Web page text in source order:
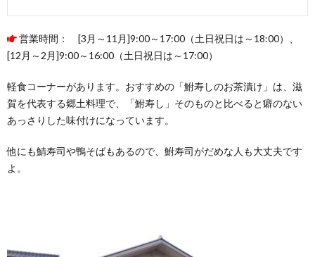
営業時間： [3月～11月]9:00～17:00（土日祝日は～18:00）、
[12月～2月]9:00～16:00（土日祝日は～17:00）
軽食コーナーがあります。おすすめの「鮒寿しのお茶漬け」は、滋
賀を代表する郷土料理で、「鮒寿し」そのものと比べると癖のない
あっさりした味付けになっています。
他にも鯖寿司や鴨そばもあるので、鮒寿司がだめな人も大丈夫です
よ。